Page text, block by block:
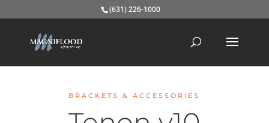
(631) 226-1000
BRACKETS & ACCESSORIES